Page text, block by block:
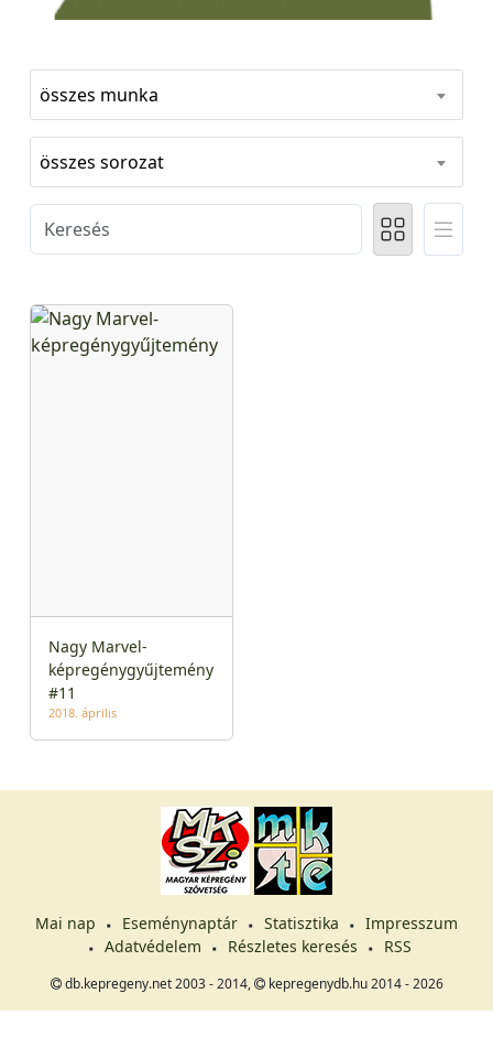
összes munka
összes sorozat
Nagy Marvel-
képregénygyűjtemény
#11
2018. április
Mai nap Eseménynaptár Statisztika
Impresszum
Adatvédelem
Részletes keresés RSS
db.kepregeny.net 2003 - 2014, kepregenydb.hu 2014 - 2026